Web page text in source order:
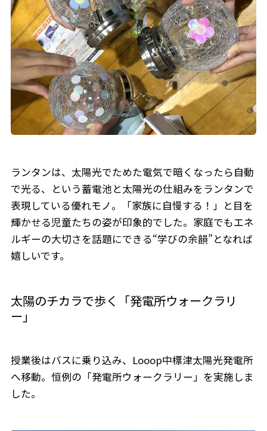
ランタンは、太陽光でためた電気で暗くなったら自動
で光る、という蓄電池と太陽光の仕組みをランタンで
表現している優れモノ。「家族に自慢する！」と目を
輝かせる児童たちの姿が印象的でした。家庭でもエネ
ルギーの大切さを話題にできる“学びの余韻”となれば
嬉しいです。
太陽のチカラで歩く「発電所ウォークラリ
ー」
授業後はバスに乗り込み、Looop中標津太陽光発電所
へ移動。恒例の「発電所ウォークラリー」を実施しま
した。